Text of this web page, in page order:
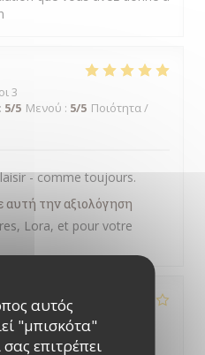
αυτός
"μπισκότα"
επιτρέπει
3
: 5/5 Μενού : 5/5 Ποιότητα /
- comme toujours.
αυτή την αξιολόγηση
Lora, et pour votre
2
Μενού /5